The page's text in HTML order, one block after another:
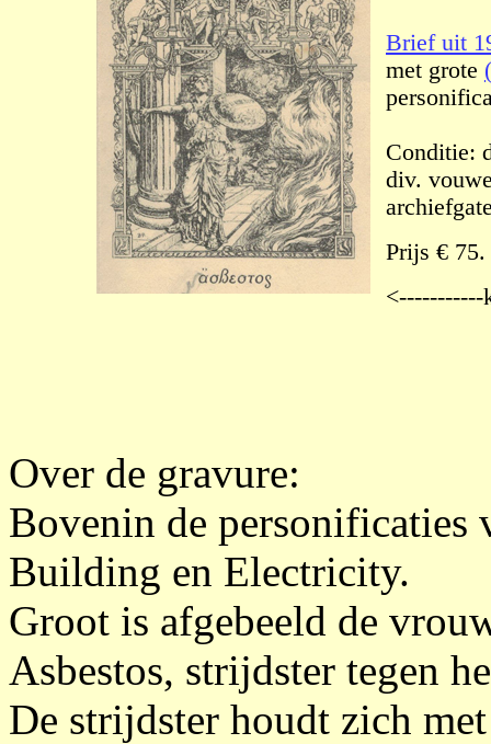
Brief uit
met grote
Conditie:
div.
Prijs € 75.
Over de gravure:
Bovenin de
Building en Electricity.
Groot is afgebeeld de
Asbestos, strijdster tegen
De strijdster houdt zich